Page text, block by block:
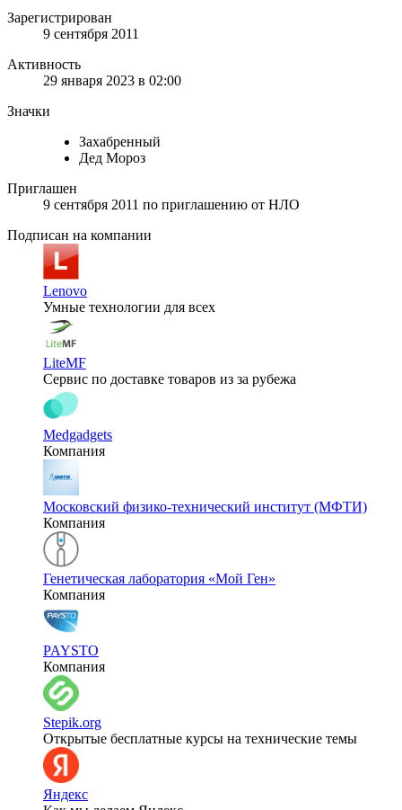
Зарегистрирован
9 сентября 2011
Активность
29 января 2023 в 02:00
Значки
Захабренный
Дед Мороз
Приглашен
9 сентября 2011 по приглашению от НЛО
Подписан на компании
Lenovo
Умные технологии для всех
LiteMF
Сервис по доставке товаров из за рубежа
Medgadgets
Компания
Московский физико-технический институт (МФТИ)
Компания
Генетическая лаборатория «Мой Ген»
Компания
PAYSTO
Компания
Stepik.org
Открытые бесплатные курсы на технические темы
Яндекс